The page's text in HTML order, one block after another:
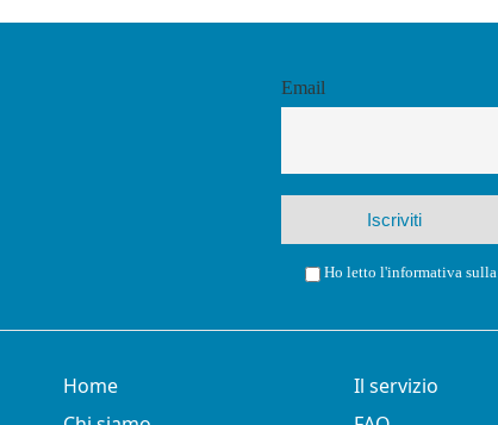
Email
Ho letto l'informativa sulla
Home
Il servizio